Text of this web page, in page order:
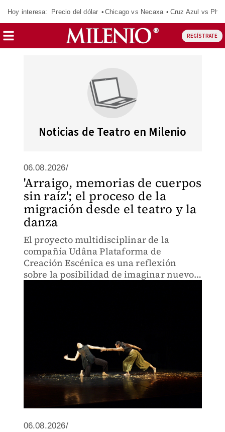
Hoy interesa: Precio del dólar Chicago vs Necaxa Cruz Azul vs
REGÍSTRATE
Noticias de Teatro en Milenio
06.08.2026/
'Arraigo, memorias de cuerpos
sin raíz'; el proceso de la
migración desde el teatro y la
danza
El proyecto multidisciplinar de la
compañía Udâna Plataforma de
Creación Escénica es una reflexión
sobre la posibilidad de imaginar nuevos
06.08.2026/